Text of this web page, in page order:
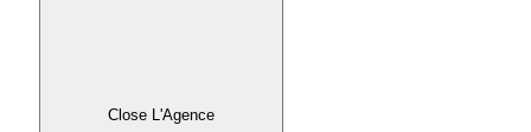
Close L'Agence